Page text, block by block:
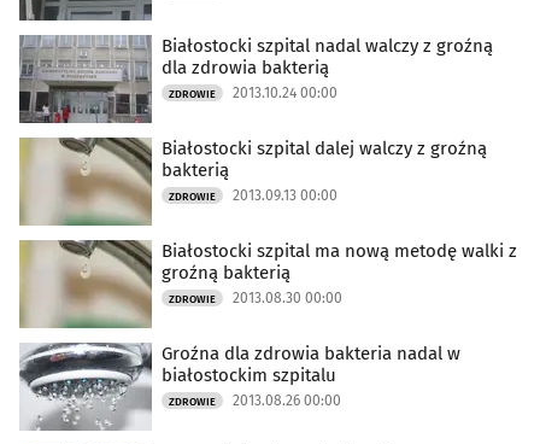
Białostocki szpital nadal walczy z groźną
dla zdrowia bakterią
ZDROWIE 2013.10.24 00:00
Białostocki szpital dalej walczy z groźną
bakterią
ZDROWIE 2013.09.13 00:00
Białostocki szpital ma nową metodę walki z
groźną bakterią
ZDROWIE 2013.08.30 00:00
Groźna dla zdrowia bakteria nadal w
białostockim szpitalu
ZDROWIE 2013.08.26 00:00